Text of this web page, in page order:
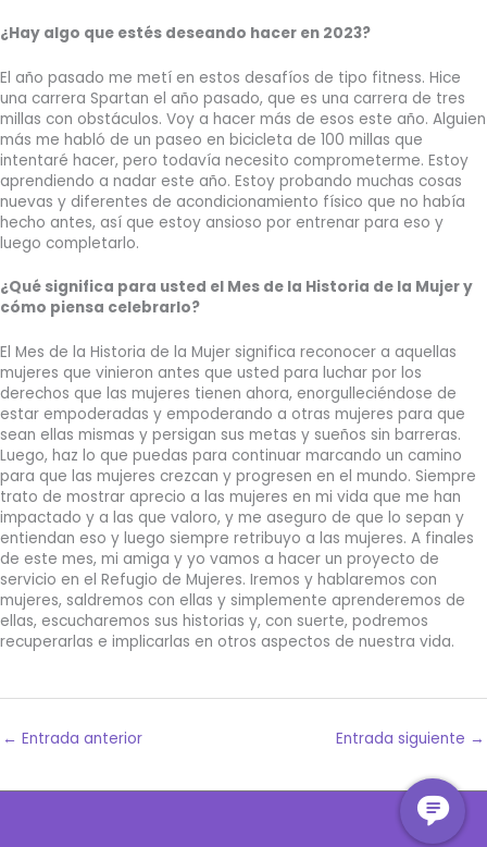
¿Hay algo que estés deseando hacer en 2023?
El año pasado me metí en estos desafíos de tipo fitness. Hice
una carrera Spartan el año pasado, que es una carrera de tres
millas con obstáculos. Voy a hacer más de esos este año. Alguien
más me habló de un paseo en bicicleta de 100 millas que
intentaré hacer, pero todavía necesito comprometerme. Estoy
aprendiendo a nadar este año. Estoy probando muchas cosas
nuevas y diferentes de acondicionamiento físico que no había
hecho antes, así que estoy ansioso por entrenar para eso y
luego completarlo.
¿Qué significa para usted el Mes de la Historia de la Mujer y
cómo piensa celebrarlo?
El Mes de la Historia de la Mujer significa reconocer a aquellas
mujeres que vinieron antes que usted para luchar por los
derechos que las mujeres tienen ahora, enorgulleciéndose de
estar empoderadas y empoderando a otras mujeres para que
sean ellas mismas y persigan sus metas y sueños sin barreras.
Luego, haz lo que puedas para continuar marcando un camino
para que las mujeres crezcan y progresen en el mundo. Siempre
trato de mostrar aprecio a las mujeres en mi vida que me han
impactado y a las que valoro, y me aseguro de que lo sepan y
entiendan eso y luego siempre retribuyo a las mujeres. A finales
de este mes, mi amiga y yo vamos a hacer un proyecto de
servicio en el Refugio de Mujeres. Iremos y hablaremos con
mujeres, saldremos con ellas y simplemente aprenderemos de
ellas, escucharemos sus historias y, con suerte, podremos
recuperarlas e implicarlas en otros aspectos de nuestra vida.
← Entrada anterior Entrada siguiente →